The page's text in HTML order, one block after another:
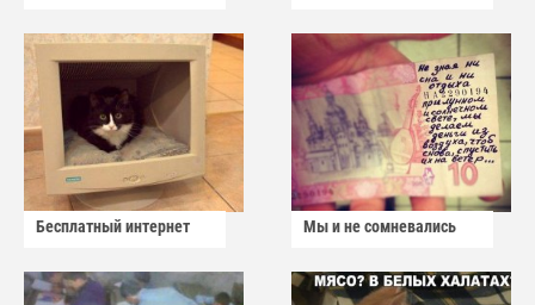
Бесплатный интернет Мы и не сомневались